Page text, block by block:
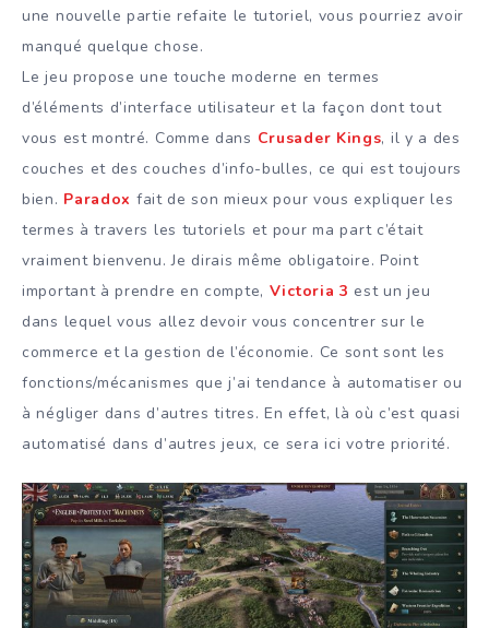
une nouvelle partie refaite le tutoriel, vous pourriez avoir
manqué quelque chose.
Le jeu propose une touche moderne en termes
d’éléments d’interface utilisateur et la façon dont tout
vous est montré. Comme dans Crusader Kings, il y a des
couches et des couches d’info-bulles, ce qui est toujours
bien. Paradox fait de son mieux pour vous expliquer les
termes à travers les tutoriels et pour ma part c’était
vraiment bienvenu. Je dirais même obligatoire. Point
important à prendre en compte, Victoria 3 est un jeu
dans lequel vous allez devoir vous concentrer sur le
commerce et la gestion de l’économie. Ce sont sont les
fonctions/mécanismes que j’ai tendance à automatiser ou
à négliger dans d’autres titres. En effet, là où c’est quasi
automatisé dans d’autres jeux, ce sera ici votre priorité.